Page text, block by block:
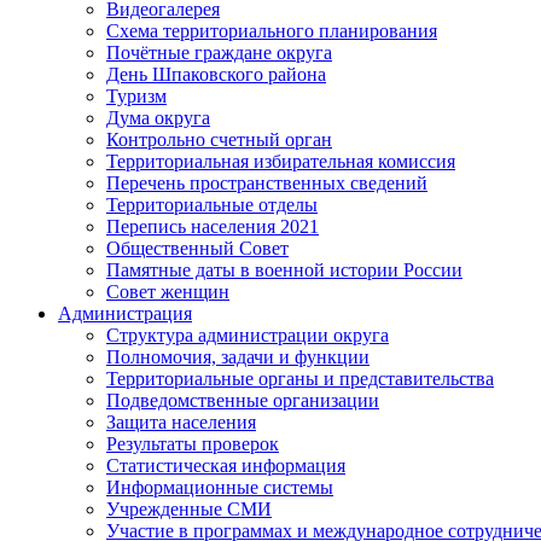
Видеогалерея
Схема территориального планирования
Почётные граждане округа
День Шпаковского района
Туризм
Дума округа
Контрольно счетный орган
Территориальная избирательная комиссия
Перечень пространственных сведений
Территориальные отделы
Перепись населения 2021
Общественный Совет
Памятные даты в военной истории России
Совет женщин
Администрация
Структура администрации округа
Полномочия, задачи и функции
Территориальные органы и представительства
Подведомственные организации
Защита населения
Результаты проверок
Статистическая информация
Информационные системы
Учрежденные СМИ
Участие в программах и международное